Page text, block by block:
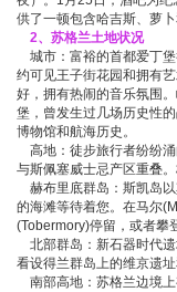
供了一顿包含哈吉斯、萝卜
2、 苏格兰土地状况
城市：富裕的首都爱丁
约可见王子街花园和拥有
好，拥有热闹的音乐氛围
堡，曾发生过几场历史性
博物馆和航海历史。
高地：徒步旅行者纷纷涌
与斯佩塞威士忌产区重叠
赫布里底群岛：斯凯岛
的海滩等待着您。在马尔
(Tobermory)停留，或者攀
北部群岛：新石器时代
看设得兰群岛上的维京遗址
南部高地：苏格兰边境